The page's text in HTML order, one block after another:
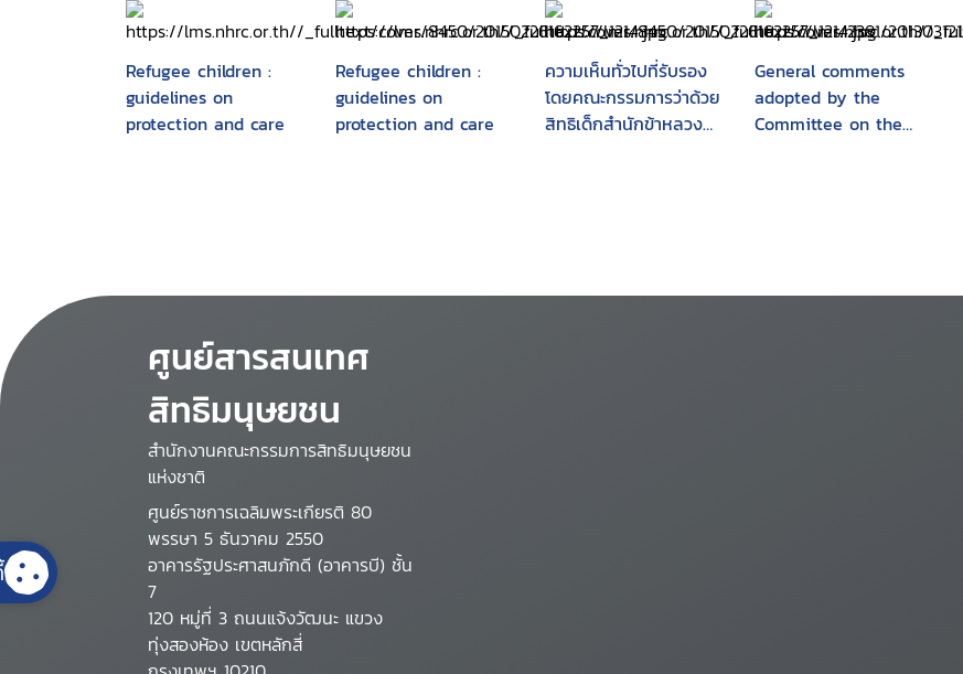
Refugee children :
guidelines on
protection and care
Refugee children :
guidelines on
protection and care
ความเห็นทั่วไปที่รับรอง
โดยคณะกรรมการว่าด้วย
สิทธิเด็กสำนักข้าหลวง
General comments
adopted by the
Committee on the
ศูนย์สารสนเทศ
สิทธิมนุษยชน
สำนักงานคณะกรรมการสิทธิมนุษยชน
แห่งชาติ
ศูนย์ราชการเฉลิมพระเกียรติ 80
พรรษา 5 ธันวาคม 2550
อาคารรัฐประศาสนภักดี (อาคารบี) ชั้น
7
120 หมู่ที่ 3 ถนนแจ้งวัฒนะ แขวง
ทุ่งสองห้อง เขตหลักสี่